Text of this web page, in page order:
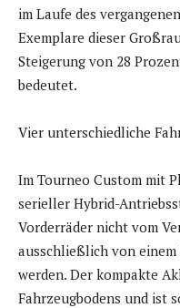
im Laufe des
Exemplare dieser
Steigerung von 28
bedeutet.
Vier unterschiedliche
Im Tourneo Custom mit
serieller Hybrid-
Vorderräder nicht vom
ausschließlich von
werden. Der kompakte
Fahrzeugbodens und ist